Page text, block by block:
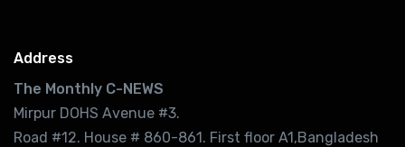
Address
The Monthly C-NEWS
Mirpur DOHS Avenue #3.
Road #12. House # 860-861. First floor A1,Bangladesh